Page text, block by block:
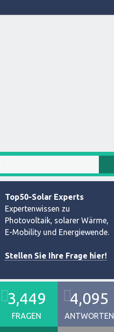
Top50-Solar Experts
Expertenwissen zu
Photovoltaik, solarer Wärme,
E-Mobility und Energiewende.
Stellen Sie Ihre Frage hier!
3,449
FRAGEN
4,095
ANTWORTEN